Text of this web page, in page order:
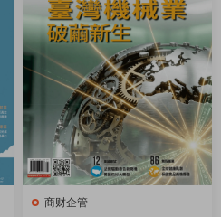
商财企管